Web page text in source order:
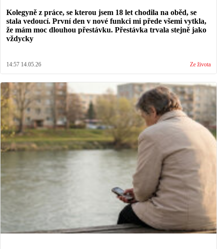
Kolegyně z práce, se kterou jsem 18 let chodila na oběd, se
stala vedoucí. První den v nové funkci mi přede všemi vytkla,
že mám moc dlouhou přestávku. Přestávka trvala stejně jako
vždycky
14:57 14.05.26 Ze života